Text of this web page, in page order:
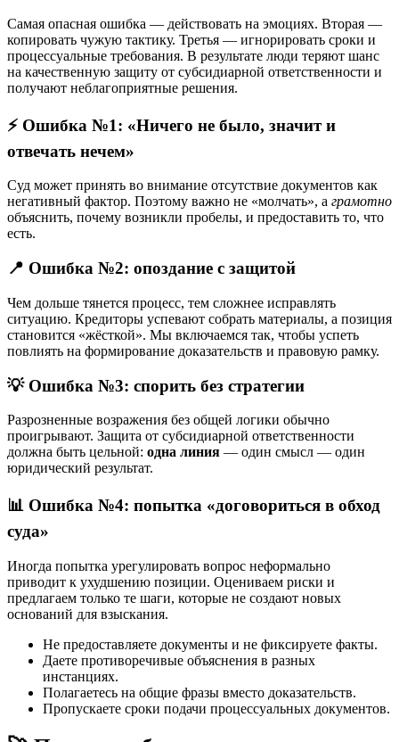
Самая опасная ошибка — действовать на эмоциях. Вторая —
копировать чужую тактику. Третья — игнорировать сроки и
процессуальные требования. В результате люди теряют шанс
на качественную защиту от субсидиарной ответственности и
получают неблагоприятные решения.
⚡ Ошибка №1: «Ничего не было, значит и
отвечать нечем»
Суд может принять во внимание отсутствие документов как
негативный фактор. Поэтому важно не «молчать», а грамотно
объяснить, почему возникли пробелы, и предоставить то, что
есть.
📍 Ошибка №2: опоздание с защитой
Чем дольше тянется процесс, тем сложнее исправлять
ситуацию. Кредиторы успевают собрать материалы, а позиция
становится «жёсткой». Мы включаемся так, чтобы успеть
повлиять на формирование доказательств и правовую рамку.
💡 Ошибка №3: спорить без стратегии
Разрозненные возражения без общей логики обычно
проигрывают. Защита от субсидиарной ответственности
должна быть цельной: одна линия — один смысл — один
юридический результат.
📊 Ошибка №4: попытка «договориться в обход
суда»
Иногда попытка урегулировать вопрос неформально
приводит к ухудшению позиции. Оцениваем риски и
предлагаем только те шаги, которые не создают новых
оснований для взыскания.
Не предоставляете документы и не фиксируете факты.
Даете противоречивые объяснения в разных
инстанциях.
Полагаетесь на общие фразы вместо доказательств.
Пропускаете сроки подачи процессуальных документов.